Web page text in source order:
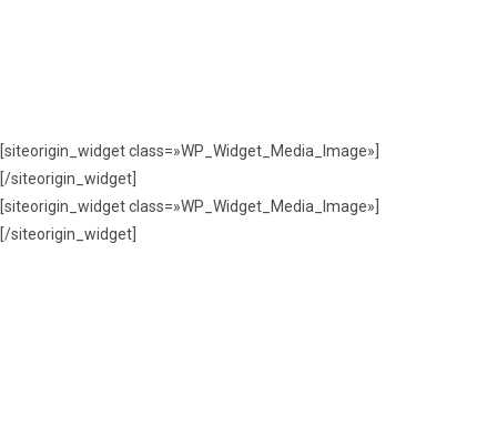
[siteorigin_widget class=»WP_Widget_Media_Image»]
[/siteorigin_widget]
[siteorigin_widget class=»WP_Widget_Media_Image»]
[/siteorigin_widget]